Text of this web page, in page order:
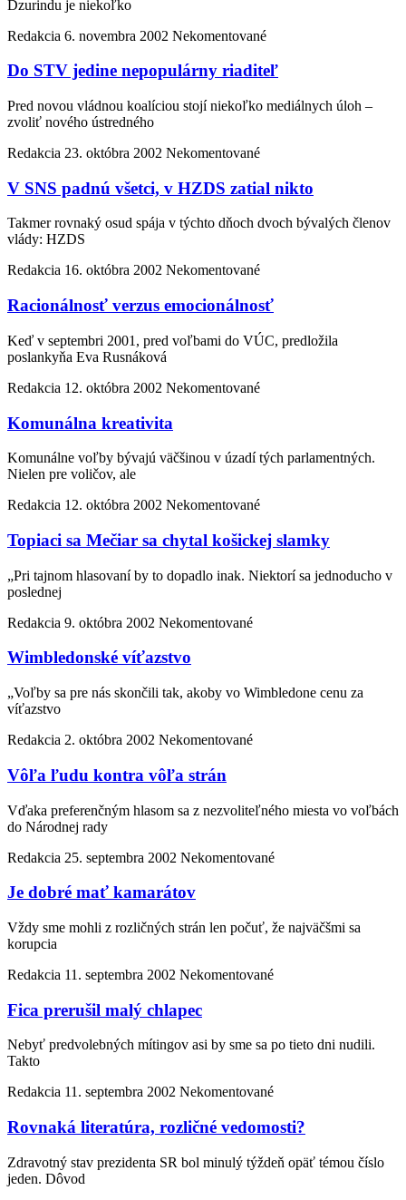
Dzurindu je niekoľko
Redakcia 6. novembra 2002 Nekomentované
Do STV jedine nepopulárny riaditeľ
Pred novou vládnou koalíciou stojí niekoľko mediálnych úloh –
zvoliť nového ústredného
Redakcia 23. októbra 2002 Nekomentované
V SNS padnú všetci, v HZDS zatial nikto
Takmer rovnaký osud spája v týchto dňoch dvoch bývalých členov
vlády: HZDS
Redakcia 16. októbra 2002 Nekomentované
Racionálnosť verzus emocionálnosť
Keď v septembri 2001, pred voľbami do VÚC, predložila
poslankyňa Eva Rusnáková
Redakcia 12. októbra 2002 Nekomentované
Komunálna kreativita
Komunálne voľby bývajú väčšinou v úzadí tých parlamentných.
Nielen pre voličov, ale
Redakcia 12. októbra 2002 Nekomentované
Topiaci sa Mečiar sa chytal košickej slamky
„Pri tajnom hlasovaní by to dopadlo inak. Niektorí sa jednoducho v
poslednej
Redakcia 9. októbra 2002 Nekomentované
Wimbledonské víťazstvo
„Voľby sa pre nás skončili tak, akoby vo Wimbledone cenu za
víťazstvo
Redakcia 2. októbra 2002 Nekomentované
Vôľa ľudu kontra vôľa strán
Vďaka preferenčným hlasom sa z nezvoliteľného miesta vo voľbách
do Národnej rady
Redakcia 25. septembra 2002 Nekomentované
Je dobré mať kamarátov
Vždy sme mohli z rozličných strán len počuť, že najväčšmi sa
korupcia
Redakcia 11. septembra 2002 Nekomentované
Fica prerušil malý chlapec
Nebyť predvolebných mítingov asi by sme sa po tieto dni nudili.
Takto
Redakcia 11. septembra 2002 Nekomentované
Rovnaká literatúra, rozličné vedomosti?
Zdravotný stav prezidenta SR bol minulý týždeň opäť témou číslo
jeden. Dôvod